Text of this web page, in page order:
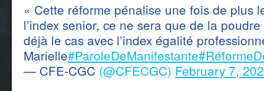
« Cette réforme pénalise une fois de plus
l’index senior, ce ne sera que de la poudre
déjà le cas avec l’index égalité
Marielle#ParoleDeManifestante
— CFE-CGC (@CFECGC) February 7,